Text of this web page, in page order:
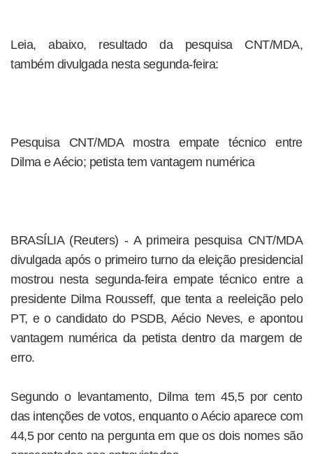
Leia, abaixo, resultado da pesquisa CNT/MDA,
também divulgada nesta segunda-feira:
Pesquisa CNT/MDA mostra empate técnico entre
Dilma e Aécio; petista tem vantagem numérica
BRASÍLIA (Reuters) - A primeira pesquisa CNT/MDA
divulgada após o primeiro turno da eleição presidencial
mostrou nesta segunda-feira empate técnico entre a
presidente Dilma Rousseff, que tenta a reeleição pelo
PT, e o candidato do PSDB, Aécio Neves, e apontou
vantagem numérica da petista dentro da margem de
erro.
Segundo o levantamento, Dilma tem 45,5 por cento
das intenções de votos, enquanto o Aécio aparece com
44,5 por cento na pergunta em que os dois nomes são